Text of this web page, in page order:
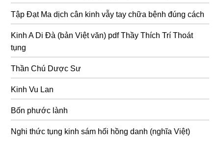
Tập Đạt Ma dịch cân kinh vẫy tay chữa bệnh đúng cách
Kinh A Di Đà (bản Việt văn) pdf Thầy Thích Trí Thoát
tụng
Thần Chú Dược Sư
Kinh Vu Lan
Bốn phước lành
Nghi thức tụng kinh sám hối hồng danh (nghĩa Việt)